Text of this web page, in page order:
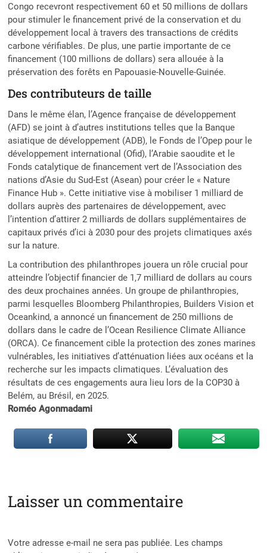
Congo recevront respectivement 60 et 50 millions de dollars
pour stimuler le financement privé de la conservation et du
développement local à travers des transactions de crédits
carbone vérifiables. De plus, une partie importante de ce
financement (100 millions de dollars) sera allouée à la
préservation des forêts en Papouasie-Nouvelle-Guinée.
Des contributeurs de taille
Dans le même élan, l’Agence française de développement
(AFD) se joint à d’autres institutions telles que la Banque
asiatique de développement (ADB), le Fonds de l’Opep pour le
développement international (Ofid), l’Arabie saoudite et le
Fonds catalytique de financement vert de l’Association des
nations d’Asie du Sud-Est (Asean) pour créer le « Nature
Finance Hub ». Cette initiative vise à mobiliser 1 milliard de
dollars auprès des partenaires de développement, avec
l’intention d’attirer 2 milliards de dollars supplémentaires de
capitaux privés d’ici à 2030 pour des projets climatiques axés
sur la nature.
La contribution des philanthropes jouera un rôle crucial pour
atteindre l’objectif financier de 1,7 milliard de dollars au cours
des deux prochaines années. Un groupe de philanthropies,
parmi lesquelles Bloomberg Philanthropies, Builders Vision et
Oceankind, a annoncé un financement de 250 millions de
dollars dans le cadre de l’Ocean Resilience Climate Alliance
(ORCA). Ce financement cible la protection des zones marines
vulnérables, les initiatives d’atténuation liées aux océans et la
recherche sur les impacts climatiques. L’évaluation des
résultats de ces engagements aura lieu lors de la COP30 à
Belém, au Brésil, en 2025.
Roméo Agonmadami
Laisser un commentaire
Votre adresse e-mail ne sera pas publiée. Les champs